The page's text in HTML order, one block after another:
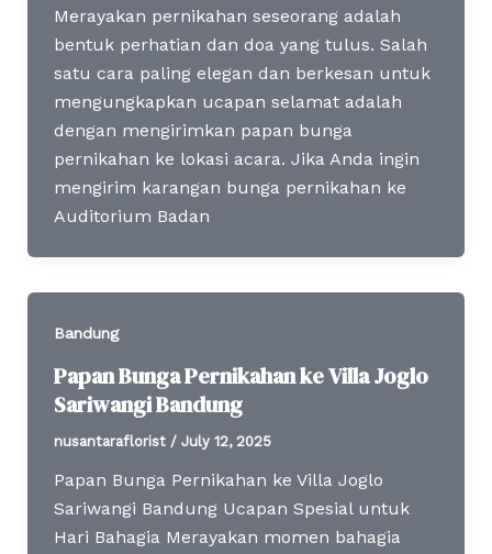
Merayakan pernikahan seseorang adalah
bentuk perhatian dan doa yang tulus. Salah
satu cara paling elegan dan berkesan untuk
mengungkapkan ucapan selamat adalah
dengan mengirimkan papan bunga
pernikahan ke lokasi acara. Jika Anda ingin
mengirim karangan bunga pernikahan ke
Auditorium Badan
Bandung
Papan Bunga Pernikahan ke Villa Joglo
Sariwangi Bandung
nusantaraflorist / July 12, 2025
Papan Bunga Pernikahan ke Villa Joglo
Sariwangi Bandung Ucapan Spesial untuk
Hari Bahagia Merayakan momen bahagia